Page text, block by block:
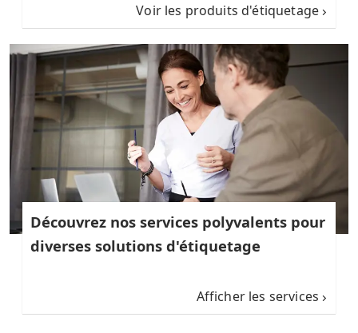
Voir les produits d'étiquetage
Découvrez nos services polyvalents pour
diverses solutions d'étiquetage
Afficher les services